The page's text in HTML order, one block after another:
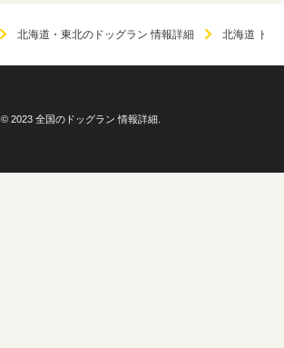
北海道・東北のドッグラン 情報詳細 北海道 ドッ
© 2023 全国のドッグラン 情報詳細.